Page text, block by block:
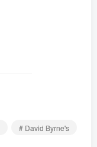
# David Byrne's